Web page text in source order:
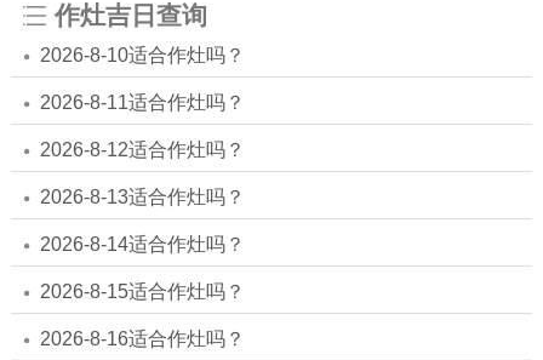
作灶吉日查询
2026-8-10适合作灶吗？
2026-8-11适合作灶吗？
2026-8-12适合作灶吗？
2026-8-13适合作灶吗？
2026-8-14适合作灶吗？
2026-8-15适合作灶吗？
2026-8-16适合作灶吗？